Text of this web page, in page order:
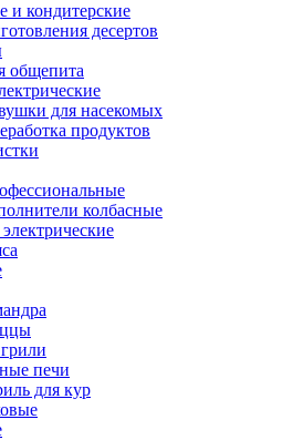
и кондитерские
десертов
общепита
для насекомых
продуктов
колбасные
печи
для кур